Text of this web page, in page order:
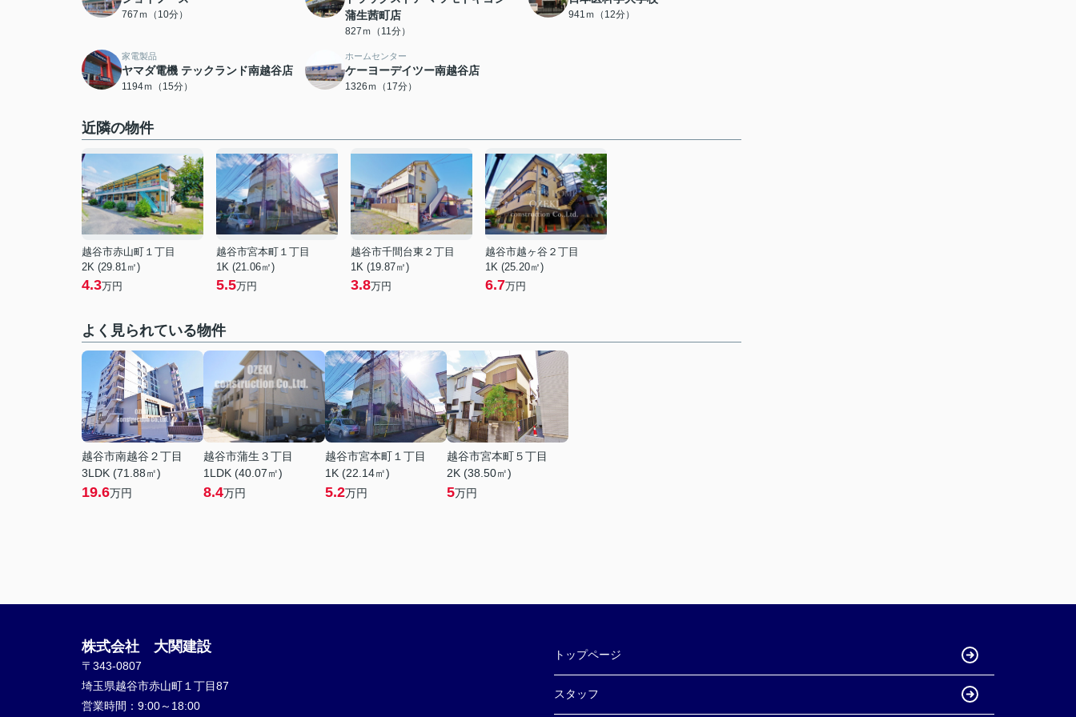
767ｍ（10分）
蒲生茜町店
827ｍ（11分）
941ｍ（12分）
家電製品
ヤマダ電機 テックランド南越谷店
1194ｍ（15分）
ホームセンター
ケーヨーデイツー南越谷店
1326ｍ（17分）
近隣の物件
越谷市赤山町１丁目
2K (29.81㎡)
4.3万円
越谷市宮本町１丁目
1K (21.06㎡)
5.5万円
越谷市千間台東２丁目
1K (19.87㎡)
3.8万円
越谷市越ヶ谷２丁目
1K (25.20㎡)
6.7万円
よく見られている物件
越谷市南越谷２丁目
3LDK (71.88㎡)
19.6万円
越谷市蒲生３丁目
1LDK (40.07㎡)
8.4万円
越谷市宮本町１丁目
1K (22.14㎡)
5.2万円
越谷市宮本町５丁目
2K (38.50㎡)
5万円
株式会社 大関建設
〒343-0807
埼玉県越谷市赤山町１丁目87
営業時間： 9:00～18:00
トップページ
スタッフ